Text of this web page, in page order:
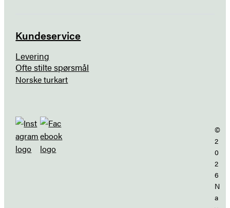
Kundeservice
Levering
Ofte stilte spørsmål
Norske turkart
©
2
0
2
6
N
a